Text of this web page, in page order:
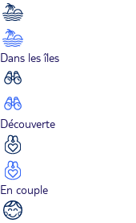
Dans les îles
Découverte
En couple